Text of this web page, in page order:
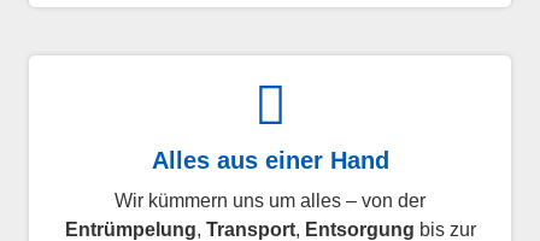
Alles aus einer Hand
Wir kümmern uns um alles – von der
Entrümpelung, Transport, Entsorgung bis zur